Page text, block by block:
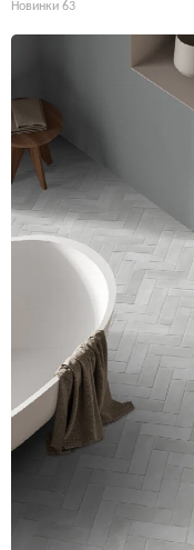
Новинки 63